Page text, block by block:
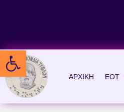
Ανοίξτε τη γραμμή εργαλείων
ΑΡΧΙΚΗ ΕΟΤ